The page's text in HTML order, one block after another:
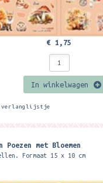
€ 1,75
In winkelwagen
verlanglijstje
met Bloemen
Formaat 15 x 10 cm